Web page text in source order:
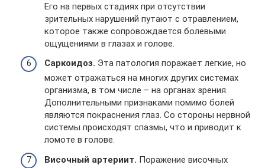
Его на первых стадиях при отсутствии
зрительных нарушений путают с отравлением,
которое также сопровождается болевыми
ощущениями в глазах и голове.
Саркоидоз. Эта патология поражает легкие, но
может отражаться на многих других системах
организма, в том числе – на органах зрения.
Дополнительными признаками помимо болей
являются покраснения глаз. Со стороны нервной
системы происходят спазмы, что и приводит к
ломоте в голове.
Височный артериит. Поражение височных